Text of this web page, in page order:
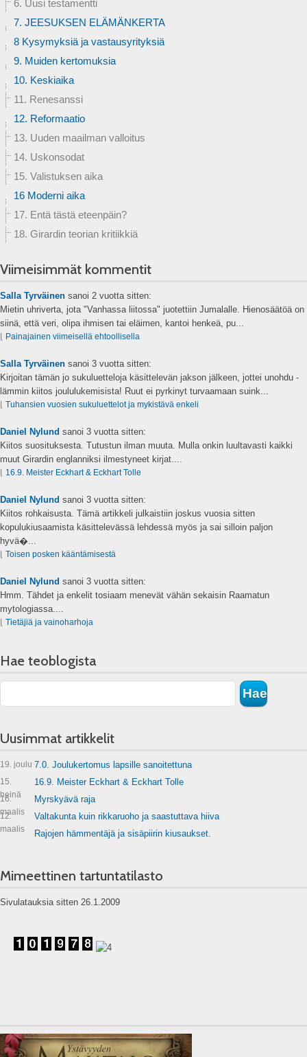
6. Uusi testamentti
7. JEESUKSEN ELÄMÄNKERTA
8 Kysymyksiä ja vastausyrityksiä
9. Muiden kertomuksia
10. Keskiaika
11. Renesanssi
12. Reformaatio
13. Uuden maailman valloitus
14. Uskonsodat
15. Valistuksen aika
16 Moderni aika
17. Entä tästä eteenpäin?
18. Girardin teorian kritiikkiä
Viimeisimmät kommentit
Salla Tyrväinen sanoi 2 vuotta sitten:
Mietin uhriverta, jota "Vanhassa liitossa" juotettiin Jumalalle. Hienosäätöä on
siinä, että veri, olipa ihmisen tai eläimen, kantoi henkeä, pu...
⌊ Painajainen viimeisellä ehtoollisella
Salla Tyrväinen sanoi 3 vuotta sitten:
Kirjoitan tämän jo sukuluetteloja käsittelevän jakson jälkeen, jottei unohdu -
lämmin kiitos joululukemisista! Ruut ei pyrkinyt turvaamaan suink...
⌊ Tuhansien vuosien sukuluettelot ja mykistävä enkeli
Daniel Nylund sanoi 3 vuotta sitten:
Kiitos suosituksesta. Tutustun ilman muuta. Mulla onkin luultavasti kaikki
muut Girardin englanniksi ilmestyneet kirjat....
⌊ 16.9. Meister Eckhart & Eckhart Tolle
Daniel Nylund sanoi 3 vuotta sitten:
Kiitos rohkaisusta. Tämä artikkeli julkaistiin joskus vuosia sitten
kopulukiusaamista käsittelevässä lehdessä myös ja sai silloin paljon
hyvä�...
⌊ Toisen posken kääntämisestä
Daniel Nylund sanoi 3 vuotta sitten:
Hmm. Tähdet ja enkelit tosiaam menevät vähän sekaisin Raamatun
mytologiassa....
⌊ Tietäjiä ja vainoharhoja
Hae teoblogista
Uusimmat artikkelit
19. joulu 7.0. Joulukertomus lapsille sanoitettuna
15.
heinä
16.9. Meister Eckhart & Eckhart Tolle
16.
maalis
Myrskyävä raja
12.
maalis
Valtakunta kuin rikkaruoho ja saastuttava hiiva
Rajojen hämmentäjä ja sisäpiirin kiusaukset.
Mimeettinen tartuntatilasto
Sivulatauksia sitten 26.1.2009